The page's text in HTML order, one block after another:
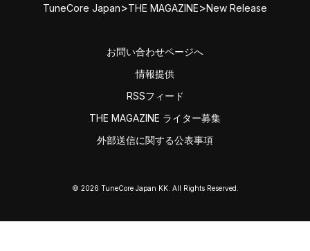
TuneCore Japan>THE MAGAZINE>New Release
お問い合わせページへ
情報提供
RSSフィード
THE MAGAZINE ライター募集
外部送信に関する公表事項
© 2026 TuneCore Japan KK. All Rights Reserved.